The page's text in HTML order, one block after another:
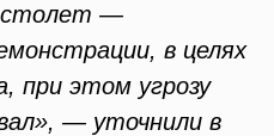
—
в целях
при этом угрозу
— уточнили в